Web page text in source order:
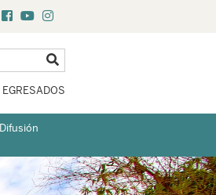
EGRESADOS
Difusión